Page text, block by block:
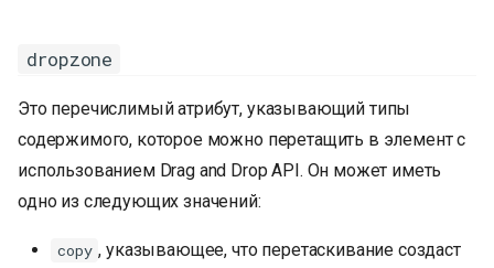
dropzone
Это перечислимый атрибут, указывающий типы
содержимого, которое можно перетащить в элемент с
использованием Drag and Drop API. Он может иметь
одно из следующих значений:
copy , указывающее, что перетаскивание создаст